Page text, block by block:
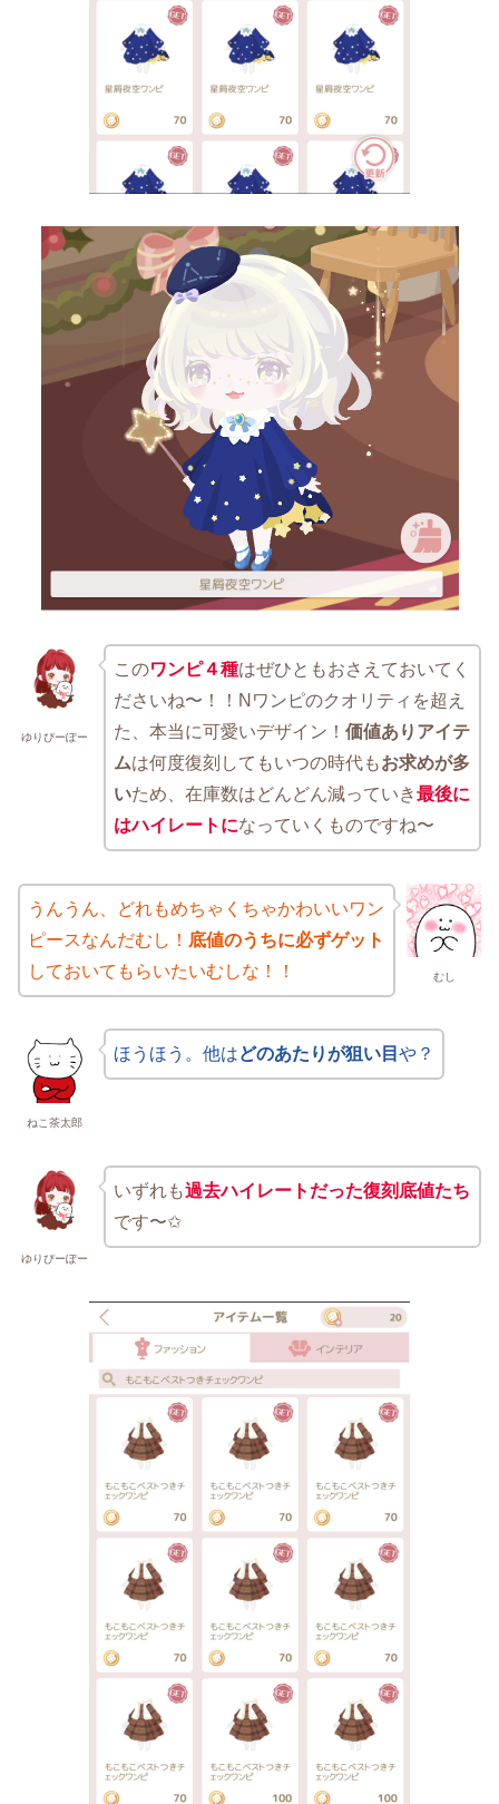
ゆりぴーぽー
このワンピ４種はぜひともおさえておいてく
ださいね〜！！Nワンピのクオリティを超え
た、本当に可愛いデザイン！ 価値ありアイテ
ムは何度復刻してもいつの時代もお求めが多
いため、在庫数はどんどん減っていき最後に
はハイレートになっていくものですね〜
むし
うんうん、どれもめちゃくちゃかわいいワン
ピースなんだむし！ 底値のうちに必ずゲット
しておいてもらいたいむしな！！
ねこ茶太郎
ほうほう。他はどのあたりが狙い目 や？
ゆりぴーぽー
いずれも過去ハイレートだった復刻底値たち
です〜✩